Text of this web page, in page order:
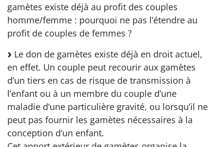
gamètes existe déjà au profit des couples
homme/femme : pourquoi ne pas l’étendre au
profit de couples de femmes ?
Le don de gamètes existe déjà en droit actuel,
en effet. Un couple peut recourir aux gamètes
d’un tiers en cas de risque de transmission à
l’enfant ou à un membre du couple d’une
maladie d’une particulière gravité, ou lorsqu’il ne
peut pas fournir les gamètes nécessaires à la
conception d’un enfant.